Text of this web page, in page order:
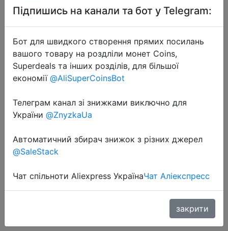
2022-06-27
Фритюрница YAXIICASS без масла,
умная домашняя фритюрница
многофункциональная
электрическая фритюрница без
масла с се…
Підпишись на канали та бот у Telegram:
Бот для швидкого створення прямих посилань
вашого товару на роздліли монет Coins,
Superdeals та інших розділів, для більшої
економії @AliSuperCoinsBot
Телеграм канал зі знижками виключно для
України @ZnyzkaUa
Автоматичний збирач знижок з різних джерел
@SaleStack
Чат спільноти Aliexpress УкраїнаЧат Аліекспресс
закрити